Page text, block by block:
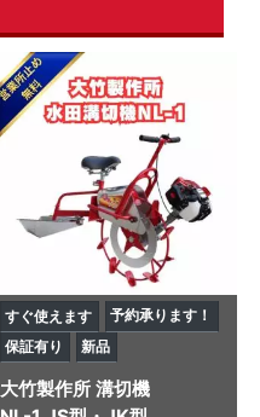
すぐ使えます
予約承ります！
保証有り
新品
大竹製作所 溝切機